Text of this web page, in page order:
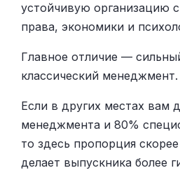
устойчивую организацию
права, экономики и
Главное отличие —
классический менеджмент.
Если в других местах вам
менеджмента и 80%
то здесь пропорция
делает выпускника более